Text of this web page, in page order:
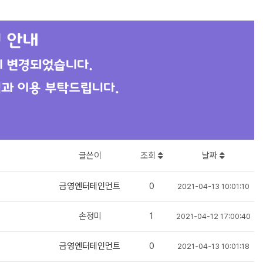
글쓴이 조회 날짜
금영엔터테인먼트 0 2021-04-13 10:01:10
손정미 1 2021-04-12 17:00:40
금영엔터테인먼트 0 2021-04-13 10:01:18